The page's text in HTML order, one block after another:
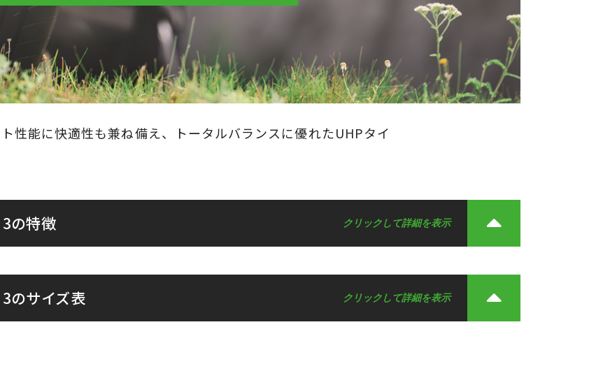
性能に快適性も兼ね備え、トータルバランスに優れたUHPタイ
の特徴 クリックして詳細を表示
のサイズ表 クリックして詳細を表示